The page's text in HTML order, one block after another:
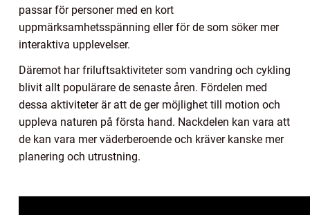
passar för personer med en kort
uppmärksamhetsspänning eller för de som söker mer
interaktiva upplevelser.
Däremot har friluftsaktiviteter som vandring och cykling
blivit allt populärare de senaste åren. Fördelen med
dessa aktiviteter är att de ger möjlighet till motion och
uppleva naturen på första hand. Nackdelen kan vara att
de kan vara mer väderberoende och kräver kanske mer
planering och utrustning.